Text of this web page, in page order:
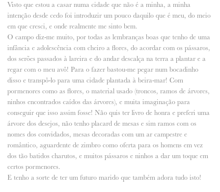
Visto que estou a casar numa cidade que não é a minha, a minha
intenção desde cedo foi introduzir um pouco daquilo que é meu, do meio
em que cresci, e onde realmente me sinto bem.
O campo diz-me muito, por todas as lembranças boas que tenho de uma
infância e adolescência com cheiro a flores, do acordar com os pássaros,
dos serões passados à lareira e do andar descalça na terra a plantar e a
regar com o meu avô! Para o fazer bastou-me pegar num bocadinho
disso e transpô-lo para uma cidade plantada à beira-mar! Com
pormenores como as flores, o material usado (troncos, ramos de árvores,
ninhos encontrados caídos das árvores), e muita imaginação para
conseguir que isso assim fosse! Não quis ter livro de honra e preferi uma
árvore dos desejos, não tenho placard de mesas e sim ramos com os
nomes dos convidados, mesas decoradas com um ar campestre e
romântico, aguardente de zimbro como oferta para os homens em vez
dos tão batidos charutos, e muitos pássaros e ninhos a dar um toque em
certos pormenores.
E tenho a sorte de ter um futuro marido que também adora tudo isto!